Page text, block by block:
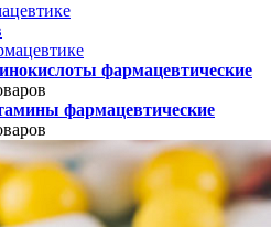
фармацевтические
фармацевтические